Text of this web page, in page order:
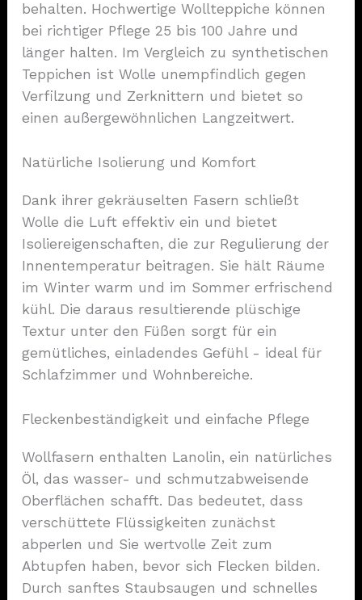
behalten. Hochwertige Wollteppiche können
bei richtiger Pflege 25 bis 100 Jahre und
länger halten. Im Vergleich zu synthetischen
Teppichen ist Wolle unempfindlich gegen
Verfilzung und Zerknittern und bietet so
einen außergewöhnlichen Langzeitwert.
Natürliche Isolierung und Komfort
Dank ihrer gekräuselten Fasern schließt
Wolle die Luft effektiv ein und bietet
Isoliereigenschaften, die zur Regulierung der
Innentemperatur beitragen. Sie hält Räume
im Winter warm und im Sommer erfrischend
kühl. Die daraus resultierende plüschige
Textur unter den Füßen sorgt für ein
gemütliches, einladendes Gefühl - ideal für
Schlafzimmer und Wohnbereiche.
Fleckenbeständigkeit und einfache Pflege
Wollfasern enthalten Lanolin, ein natürliches
Öl, das wasser- und schmutzabweisende
Oberflächen schafft. Das bedeutet, dass
verschüttete Flüssigkeiten zunächst
abperlen und Sie wertvolle Zeit zum
Abtupfen haben, bevor sich Flecken bilden.
Durch sanftes Staubsaugen und schnelles